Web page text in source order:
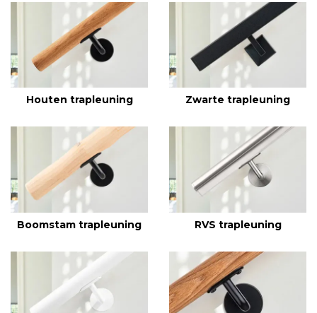
Houten trapleuning Zwarte trapleuning
Boomstam trapleuning RVS trapleuning